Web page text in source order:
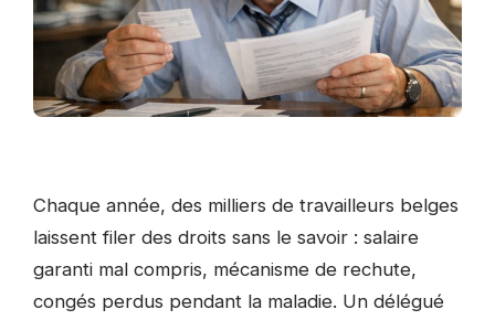
Chaque année, des milliers de travailleurs belges
laissent filer des droits sans le savoir : salaire
garanti mal compris, mécanisme de rechute,
congés perdus pendant la maladie. Un délégué